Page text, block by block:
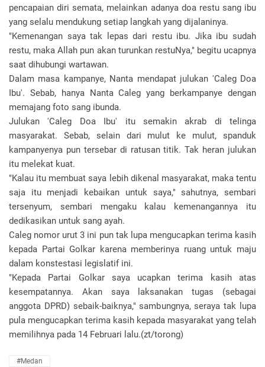
pencapaian diri semata, melainkan adanya doa restu sang ibu
yang selalu mendukung setiap langkah yang dijalaninya.
"Kemenangan saya tak lepas dari restu ibu. Jika ibu sudah
restu, maka Allah pun akan turunkan restuNya," begitu ucapnya
saat dihubungi wartawan.
Dalam masa kampanye, Nanta mendapat julukan 'Caleg Doa
Ibu'. Sebab, hanya Nanta Caleg yang berkampanye dengan
memajang foto sang ibunda.
Julukan 'Caleg Doa Ibu' itu semakin akrab di telinga
masyarakat. Sebab, selain dari mulut ke mulut, spanduk
kampanyenya pun tersebar di ratusan titik. Tak heran julukan
itu melekat kuat.
"Kalau itu membuat saya lebih dikenal masyarakat, maka tentu
saja itu menjadi kebaikan untuk saya," sahutnya, sembari
tersenyum, sembari mengaku kalau kemenangannya itu
dedikasikan untuk sang ayah.
Caleg nomor urut 3 ini pun tak lupa mengucapkan terima kasih
kepada Partai Golkar karena memberinya ruang untuk maju
dalam konstestasi legislatif ini.
"Kepada Partai Golkar saya ucapkan terima kasih atas
kesempatannya. Akan saya laksanakan tugas (sebagai
anggota DPRD) sebaik-baiknya," sambungnya, seraya tak lupa
pula mengucapkan terima kasih kepada masyarakat yang telah
memilihnya pada 14 Februari lalu.(zt/torong)
#Medan